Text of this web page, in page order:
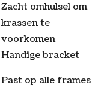
Zacht omhulsel om
krassen te
voorkomen
Handige bracket
Past op alle frames